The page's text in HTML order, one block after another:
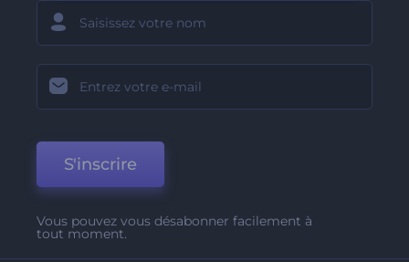
S'inscrire
Vous pouvez vous désabonner facilement à
tout moment.